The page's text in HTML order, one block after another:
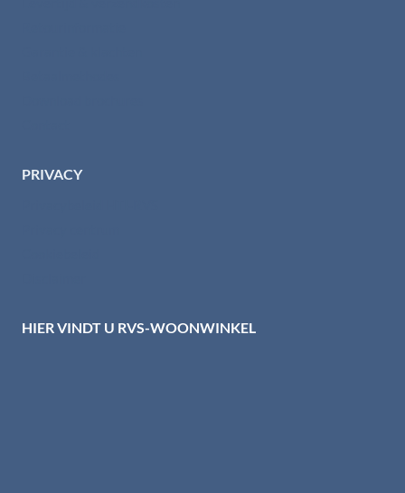
PRIVACY
HIER VINDT U RVS-WOONWINKEL